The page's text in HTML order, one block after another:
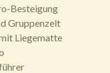
Besteigung
Gruppenzelt
Liegematte